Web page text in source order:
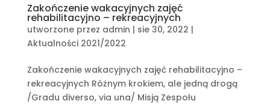
Zakończenie wakacyjnych zajęć
rehabilitacyjno – rekreacyjnych
utworzone przez admin | sie 30, 2022 |
Aktualności 2021/2022
Zakończenie wakacyjnych zajęć rehabilitacyjno –
rekreacyjnych Różnym krokiem, ale jedną drogą
/Gradu diverso, via una/ Misją Zespołu